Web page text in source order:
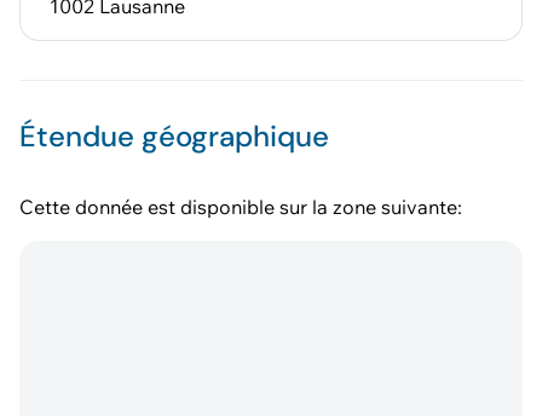
1002 Lausanne
Étendue géographique
Cette donnée est disponible sur la zone suivante: